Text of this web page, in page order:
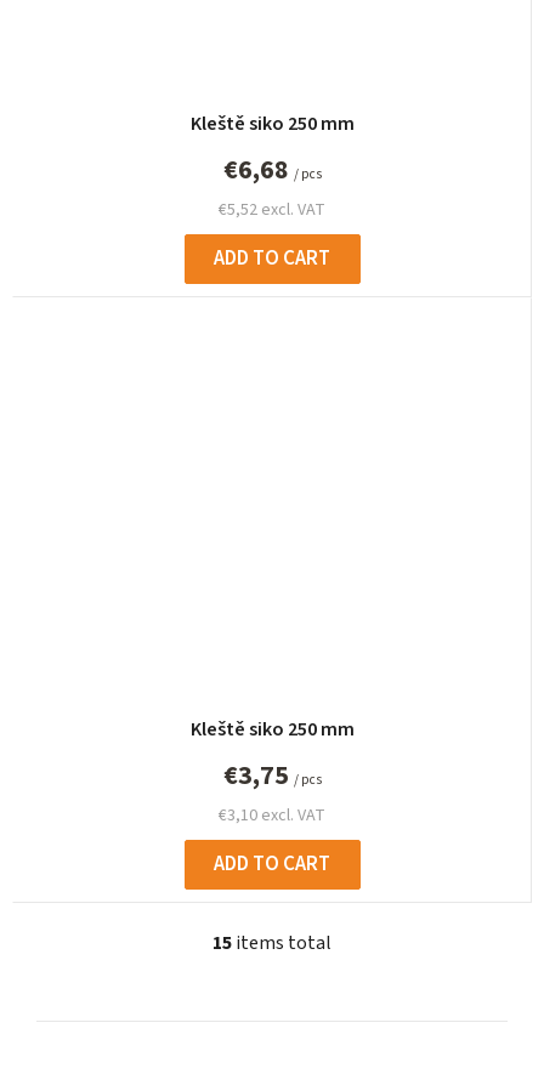
Kleště siko 250 mm
€5,52 excl. VAT
€6,68 / pcs
ADD TO CART
Kleště siko 250 mm
€3,10 excl. VAT
€3,75 / pcs
ADD TO CART
L
s
15items total